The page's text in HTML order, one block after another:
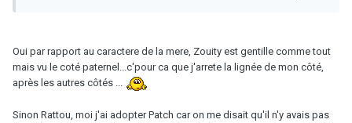
Oui par rapport au caractere de la mere, Zouity est gentille comme tout
mais vu le coté paternel...c'pour ca que j'arrete la lignée de mon côté,
après les autres côtés ...
Sinon Rattou, moi j'ai adopter Patch car on me disait qu'il n'y avais pas